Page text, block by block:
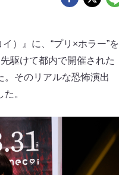
）』に、“プリ×ホラー”を
駆けて都内で開催された
そのリアルな恐怖演出
。